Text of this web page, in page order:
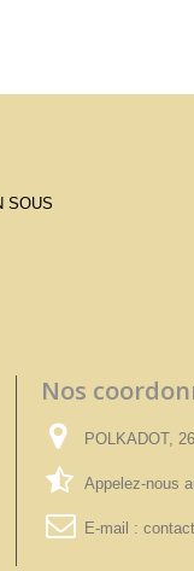
SOUS
Nos
POLKADOT,
Appelez-nous
E-mail :